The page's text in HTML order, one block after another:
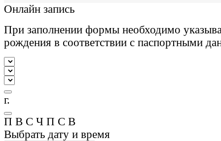
Онлайн запись
При заполнении формы необходимо
рождения в соответствии с паспортными
г.
П В С Ч П С В
Выбрать дату и время